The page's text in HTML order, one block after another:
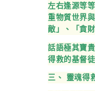
左右逢源等
重物質世界
敵」、「貪
話語極其寶
得救的基督
三、 靈魂得